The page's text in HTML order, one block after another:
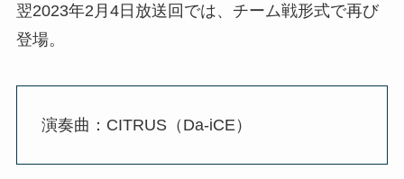
翌2023年2月4日放送回では、チーム戦形式で再び
登場。
演奏曲：CITRUS（Da-iCE）